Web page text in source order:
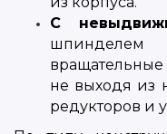
С
не выходя из
редукторов и